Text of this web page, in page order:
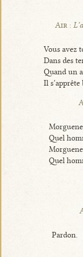
Air :
Vous avez
Dans des
Quand un
Il
Quel
Quel
Pardon.